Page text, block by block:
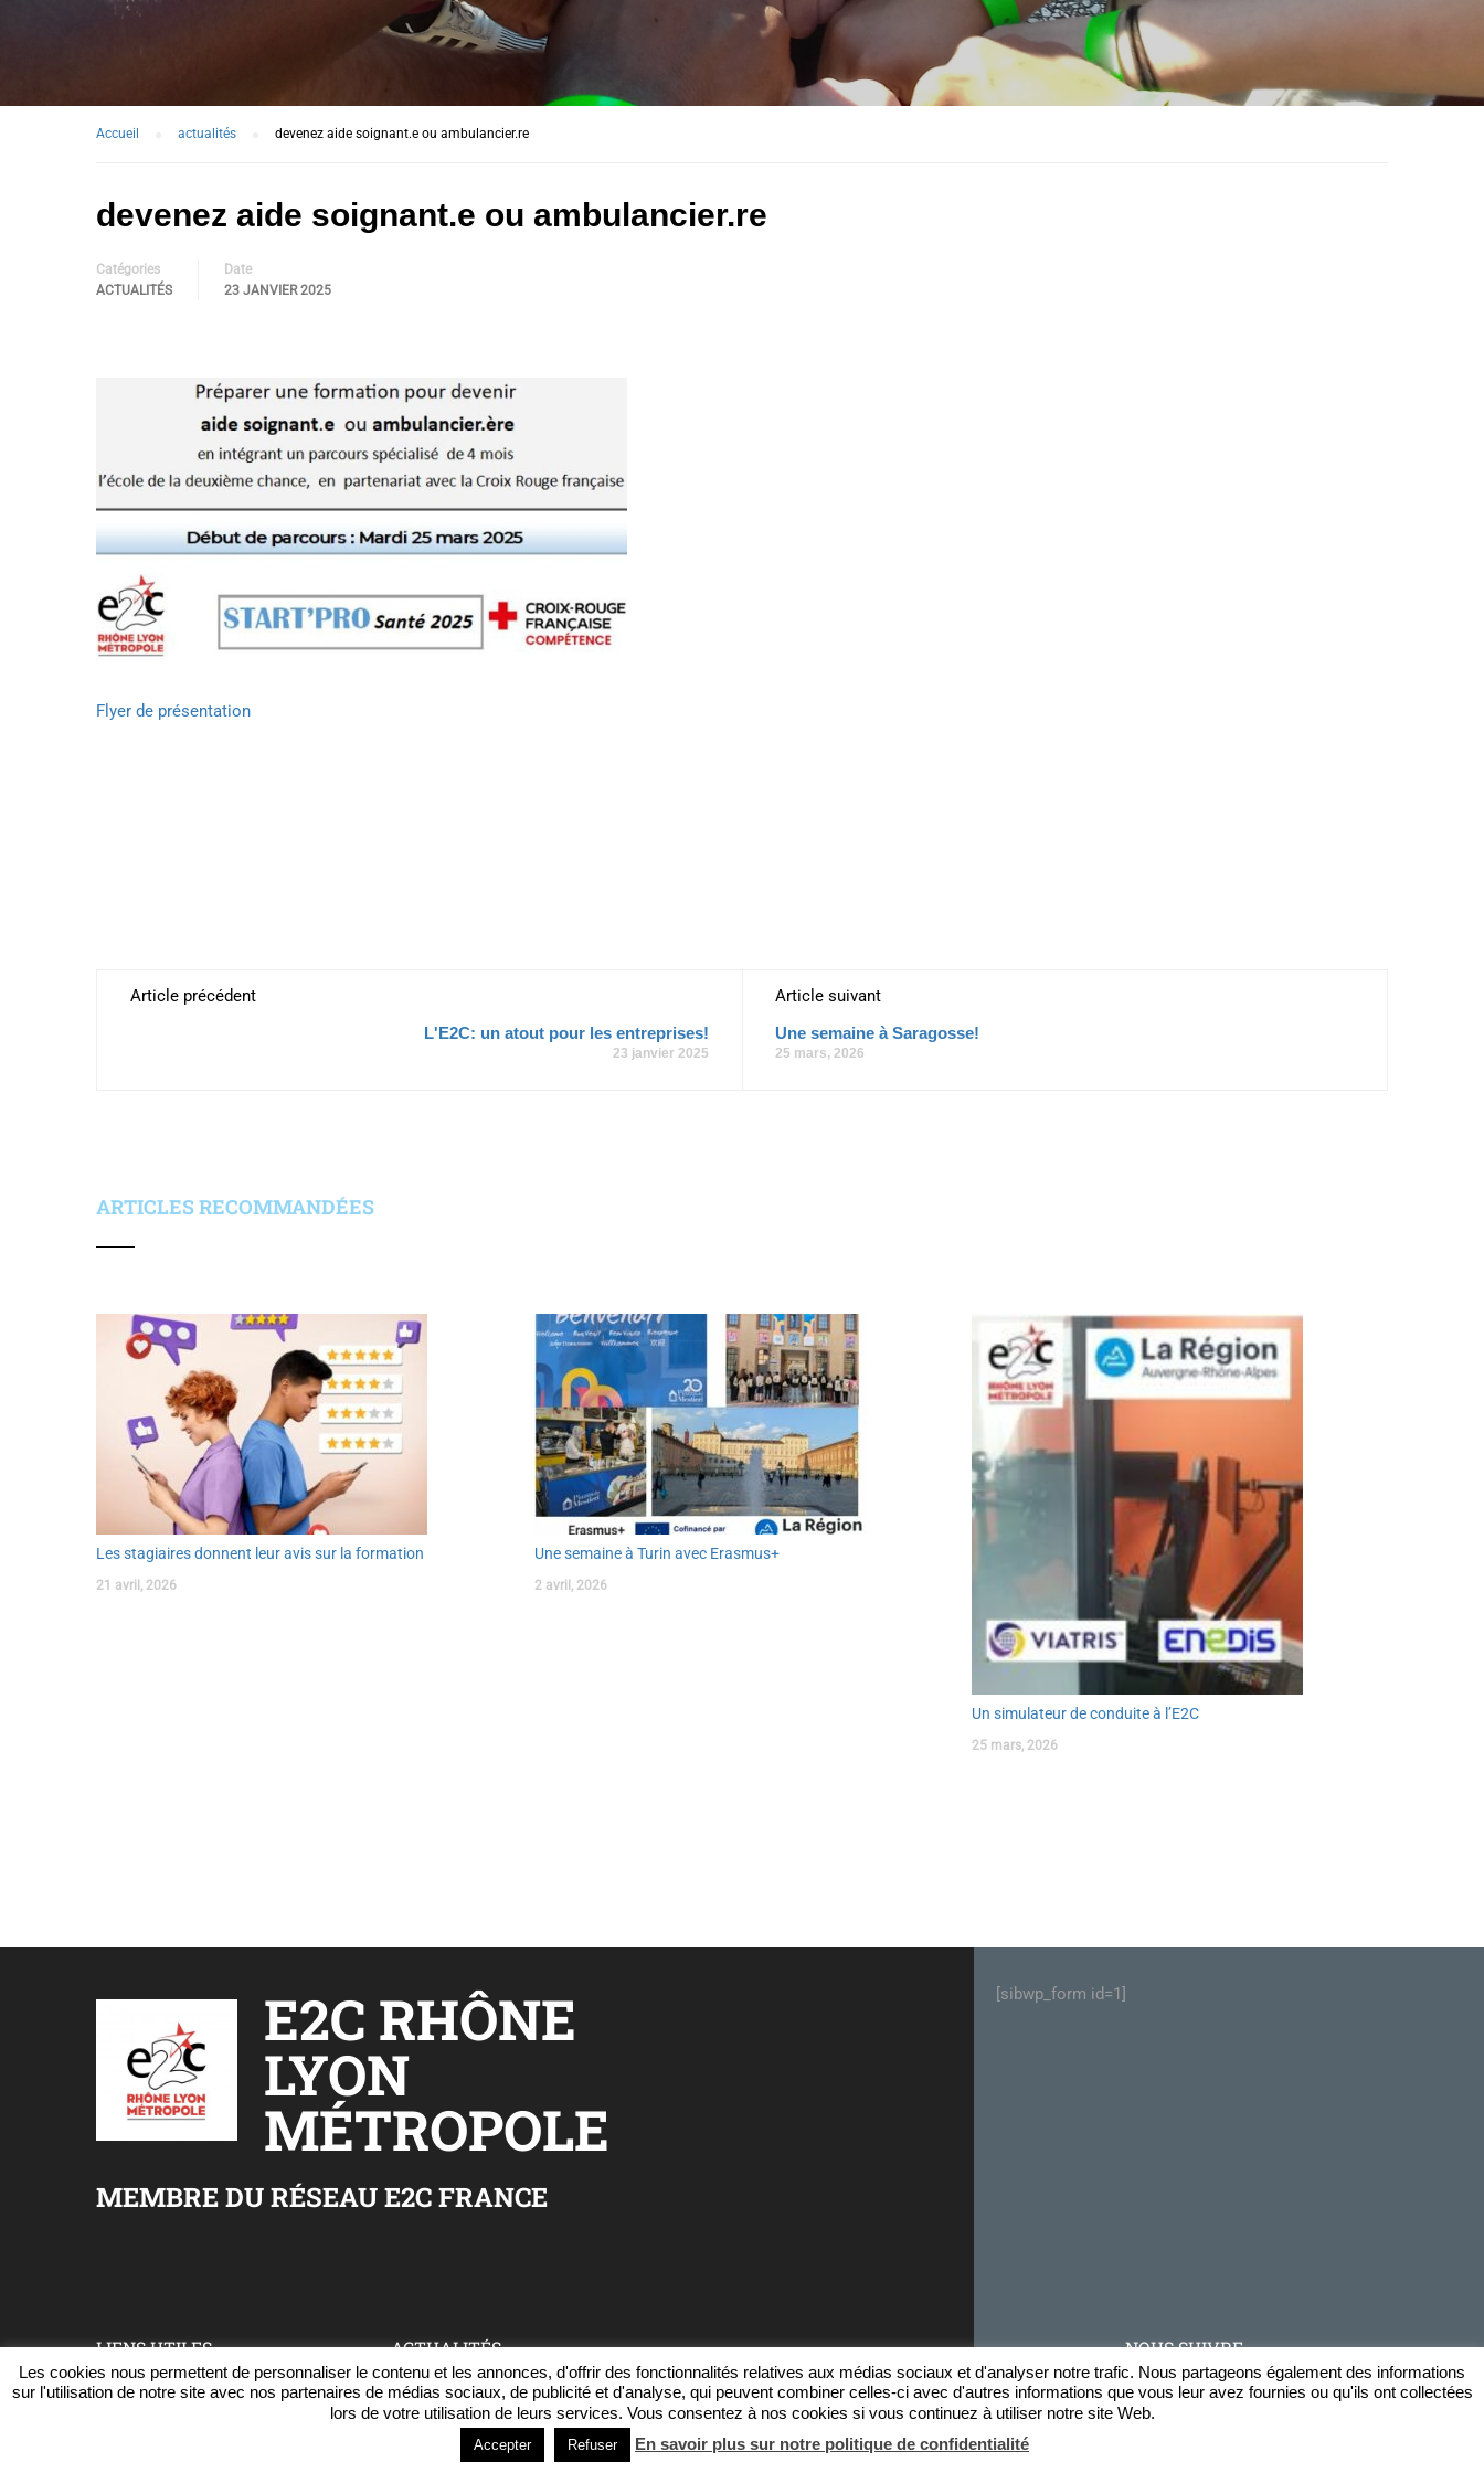
Accueil actualités devenez aide soignant.e ou ambulancier.re
devenez aide soignant.e ou ambulancier.re
Catégories
ACTUALITÉS
Date
23 JANVIER 2025
Flyer de présentation
Article précédent
L'E2C: un atout pour les entreprises!
23 janvier 2025
Article suivant
Une semaine à Saragosse!
25 mars, 2026
ARTICLES RECOMMANDÉES
Les stagiaires donnent leur avis sur la formation
21 avril, 2026
Une semaine à Turin avec Erasmus+
2 avril, 2026
Un simulateur de conduite à l’E2C
25 mars, 2026
E2C RHÔNE
LYON
MÉTROPOLE
MEMBRE DU RÉSEAU E2C FRANCE
[sibwp_form id=1]
LIENS UTILES
Accueil
ACTUALITÉS
Nos actualités
Revue de presse
NOUS SUIVRE
Facebook
Les cookies nous permettent de personnaliser le contenu et les annonces, d'offrir des fonctionnalités relatives aux médias sociaux et d'analyser notre trafic. Nous partageons également des informations
sur l'utilisation de notre site avec nos partenaires de médias sociaux, de publicité et d'analyse, qui peuvent combiner celles-ci avec d'autres informations que vous leur avez fournies ou qu'ils ont collectées
lors de votre utilisation de leurs services. Vous consentez à nos cookies si vous continuez à utiliser notre site Web.
Accepter Refuser En savoir plus sur notre politique de confidentialité